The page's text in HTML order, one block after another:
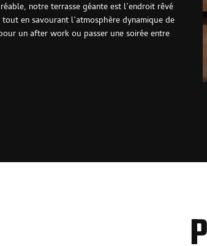
notre terrasse géante est l’endroit rêvé
en savourant l’atmosphère dynamique de
un after work ou passer une soirée entre